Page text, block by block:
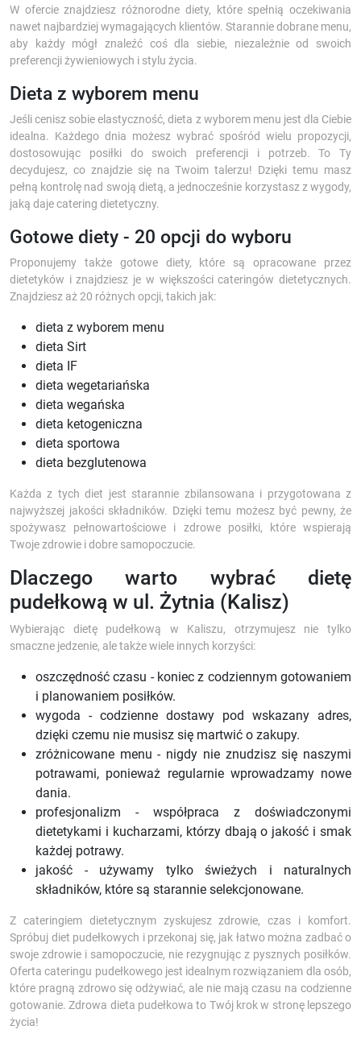
W ofercie znajdziesz różnorodne diety, które spełnią oczekiwania
nawet najbardziej wymagających klientów. Starannie dobrane menu,
aby każdy mógł znaleźć coś dla siebie, niezależnie od swoich
preferencji żywieniowych i stylu życia.
Dieta z wyborem menu
Jeśli cenisz sobie elastyczność, dieta z wyborem menu jest dla Ciebie
idealna. Każdego dnia możesz wybrać spośród wielu propozycji,
dostosowując posiłki do swoich preferencji i potrzeb. To Ty
decydujesz, co znajdzie się na Twoim talerzu! Dzięki temu masz
pełną kontrolę nad swoją dietą, a jednocześnie korzystasz z wygody,
jaką daje catering dietetyczny.
Gotowe diety - 20 opcji do wyboru
Proponujemy także gotowe diety, które są opracowane przez
dietetyków i znajdziesz je w większości cateringów dietetycznych.
Znajdziesz aż 20 różnych opcji, takich jak:
dieta z wyborem menu
dieta Sirt
dieta IF
dieta wegetariańska
dieta wegańska
dieta ketogeniczna
dieta sportowa
dieta bezglutenowa
Każda z tych diet jest starannie zbilansowana i przygotowana z
najwyższej jakości składników. Dzięki temu możesz być pewny, że
spożywasz pełnowartościowe i zdrowe posiłki, które wspierają
Twoje zdrowie i dobre samopoczucie.
Dlaczego warto wybrać dietę
pudełkową w ul. Żytnia (Kalisz)
Wybierając dietę pudełkową w Kaliszu, otrzymujesz nie tylko
smaczne jedzenie, ale także wiele innych korzyści:
oszczędność czasu - koniec z codziennym gotowaniem
i planowaniem posiłków.
wygoda - codzienne dostawy pod wskazany adres,
dzięki czemu nie musisz się martwić o zakupy.
zróżnicowane menu - nigdy nie znudzisz się naszymi
potrawami, ponieważ regularnie wprowadzamy nowe
dania.
profesjonalizm - współpraca z doświadczonymi
dietetykami i kucharzami, którzy dbają o jakość i smak
każdej potrawy.
jakość - używamy tylko świeżych i naturalnych
składników, które są starannie selekcjonowane.
Z cateringiem dietetycznym zyskujesz zdrowie, czas i komfort.
Spróbuj diet pudełkowych i przekonaj się, jak łatwo można zadbać o
swoje zdrowie i samopoczucie, nie rezygnując z pysznych posiłków.
Oferta cateringu pudełkowego jest idealnym rozwiązaniem dla osób,
które pragną zdrowo się odżywiać, ale nie mają czasu na codzienne
gotowanie. Zdrowa dieta pudełkowa to Twój krok w stronę lepszego
życia!